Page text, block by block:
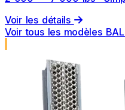
Voir les détails
Voir tous les modèles